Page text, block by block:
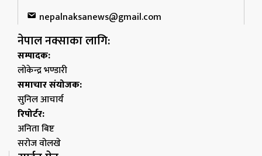
nepalnaksanews@gmail.com
नेपाल नक्साका लागि:
सम्पादक:
लोकेन्द्र भण्डारी
समाचार संयोजक:
सुनिल आचार्य
रिपोर्टर:
अनिता बिष्ट
सरोज वोलखे